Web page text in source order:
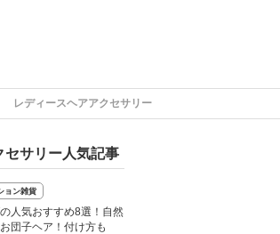
レディースヘアアクセサリー
セサリー人気記事
ョン雑貨
人気おすすめ8選！自然
団子ヘア！付け方も